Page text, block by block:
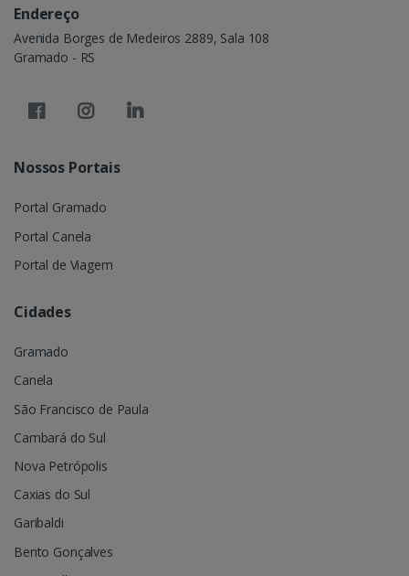
Endereço
Avenida Borges de Medeiros 2889, Sala 108
Gramado - RS
Nossos Portais
Portal Gramado
Portal Canela
Portal de Viagem
Cidades
Gramado
Canela
São Francisco de Paula
Cambará do Sul
Nova Petrópolis
Caxias do Sul
Garibaldi
Bento Gonçalves